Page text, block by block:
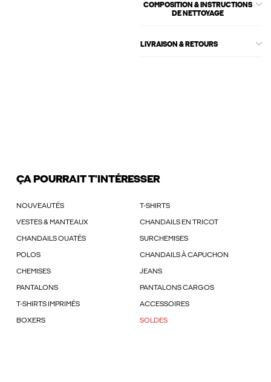
COMPOSITION & INSTRUCTIONS
DE NETTOYAGE
LIVRAISON & RETOURS
ÇA POURRAIT T'INTÉRESSER
NOUVEAUTÉS T-SHIRTS
VESTES & MANTEAUX CHANDAILS EN TRICOT
CHANDAILS OUATÉS SURCHEMISES
POLOS CHANDAILS À CAPUCHON
CHEMISES JEANS
PANTALONS PANTALONS CARGOS
T-SHIRTS IMPRIMÉS ACCESSOIRES
BOXERS SOLDES